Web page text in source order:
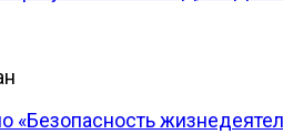
«Безопасность